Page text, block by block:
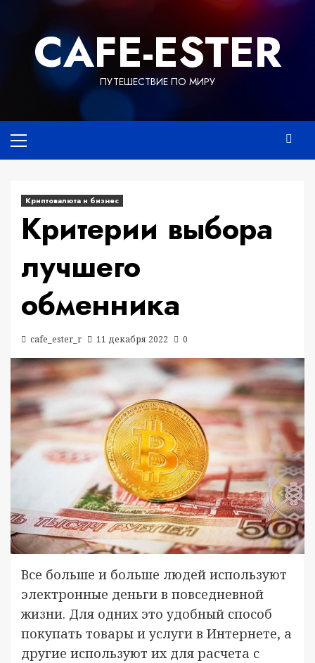
содержимому
СAFE-ESTER
ПУТЕШЕСТВИЕ ПО МИРУ
меню
Криптовалюта и бизнес
Критерии выбора
лучшего
обменника
cafe_ester_r 11 декабря 2022 0
Все больше и больше людей используют
электронные деньги в повседневной
жизни. Для одних это удобный способ
покупать товары и услуги в Интернете, а
другие используют их для расчета с